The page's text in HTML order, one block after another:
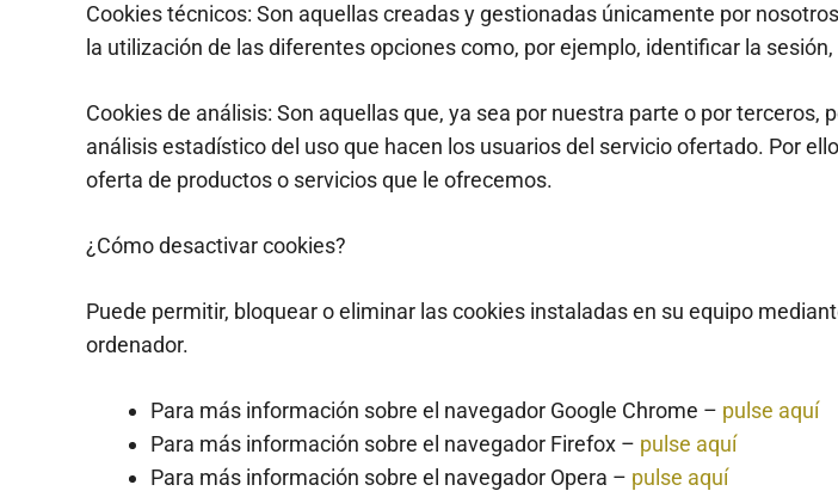
Cookies técnicos: Son aquellas creadas y gestionadas únicamente por
la utilización de las diferentes opciones como, por ejemplo, identificar la
Cookies de análisis: Son aquellas que, ya sea por nuestra parte o por
análisis estadístico del uso que hacen los usuarios del servicio ofertado. Por
oferta de productos o servicios que le ofrecemos.
¿Cómo desactivar cookies?
Puede permitir, bloquear o eliminar las cookies instaladas en su equipo
ordenador.
Para más información sobre el navegador Google Chrome – pulse aquí
Para más información sobre el navegador Firefox – pulse aquí
Para más información sobre el navegador Opera – pulse aquí